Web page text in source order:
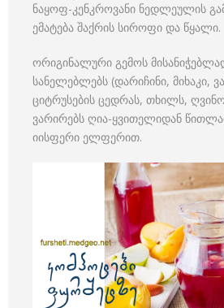
ნაყოფ-კენკროვანი ნედლეულის
ემატება შაქრის სიროფი და წყალი.
ორიგინალური გემოს
სანელებლებს (დარიჩინი, მიხაკი,
ციტრუსების ცედრას, თხილს,
ვარირებს ღია-ყვითელიდან
იისფერი ელფერით.